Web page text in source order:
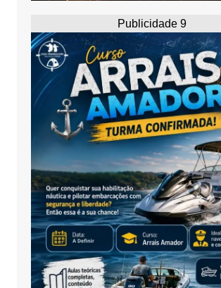
Publicidade 9